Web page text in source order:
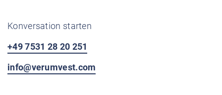
Konversation starten
+49 7531 28 20 251
info@verumvest.com